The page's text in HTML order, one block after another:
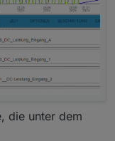
die unter dem